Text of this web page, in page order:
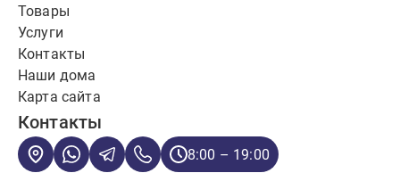
Товары
Услуги
Контакты
Наши дома
Карта сайта
Контакты
8:00 – 19:00